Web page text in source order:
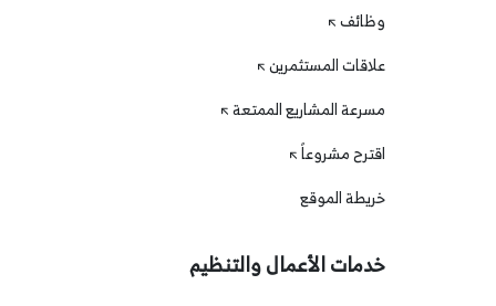
وظائف
علاقات المستثمرين
مسرعة المشاريع الممتعة
اقترح مشروعاً
خريطة الموقع
خدمات الأعمال والتنظيم